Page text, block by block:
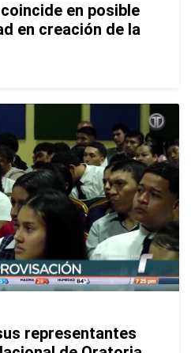
en posible
en creación de la
representantes